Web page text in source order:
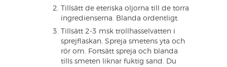
Tillsätt de eteriska oljorna till de torra
ingredienserna. Blanda ordentligt.
Tillsätt 2-3 msk trollhasselvatten i
sprejflaskan. Spreja smetens yta och
rör om. Fortsätt spreja och blanda
tills smeten liknar fuktig sand. Du